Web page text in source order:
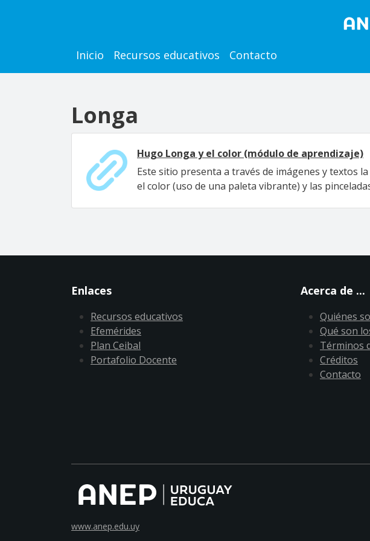
Main navigation
Inicio Recursos educativos Contacto
Longa
Hugo Longa y el color (módulo de aprendizaje)
Este sitio presenta a través de imágenes y textos
el color (uso de una paleta vibrante) y las
Enlaces
Recursos educativos
Efemérides
Plan Ceibal
Portafolio Docente
Acerca de ...
Quiénes
Qué son
Términos
Créditos
Contacto
www.anep.edu.uy